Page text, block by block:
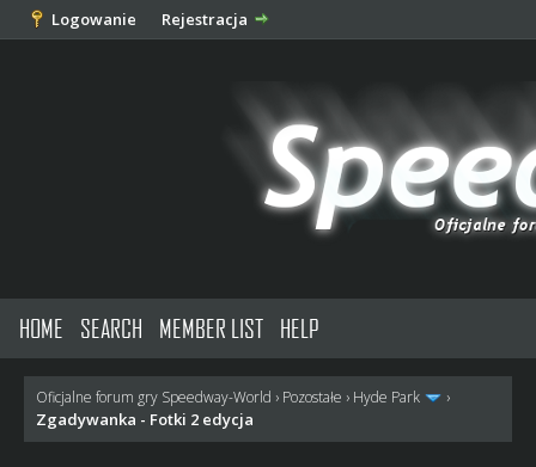
Logowanie Rejestracja
HOME SEARCH MEMBER LIST HELP
Oficjalne forum gry Speedway-World › Pozostałe › Hyde Park ›
Zgadywanka - Fotki 2 edycja